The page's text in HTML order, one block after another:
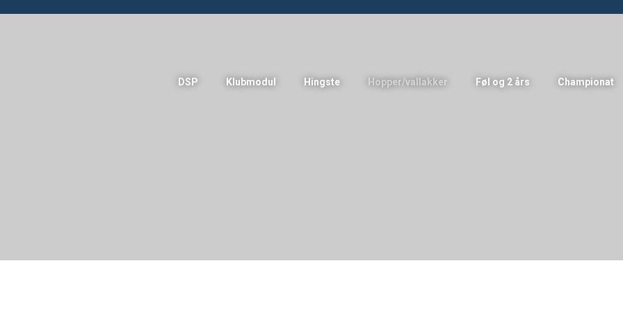
DSP Klubmodul Hingste Hopper/vallakker Føl og 2 års Championat